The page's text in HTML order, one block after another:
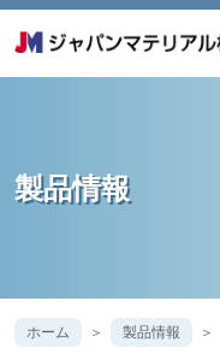
製品情報
ホーム 製品情報